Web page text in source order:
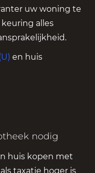
uw woning te
alles
en huis
nodig
huis kopen met
taxatie hoger is